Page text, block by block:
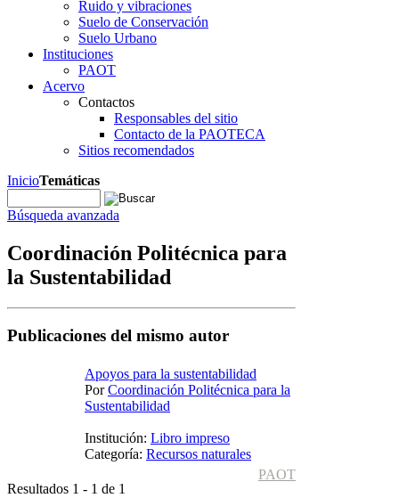
Ruido y vibraciones
Suelo de Conservación
Suelo Urbano
Instituciones
PAOT
Acervo
Contactos
Responsables del sitio
Contacto de la PAOTECA
Sitios recomendados
InicioTemáticas
Búsqueda avanzada
Coordinación Politécnica para
la Sustentabilidad
Publicaciones del mismo autor
Apoyos para la sustentabilidad
PorCoordinación Politécnica para la
Sustentabilidad
Institución: Libro impreso
Categoría: Recursos naturales
PAOT
Resultados 1 - 1 de 1